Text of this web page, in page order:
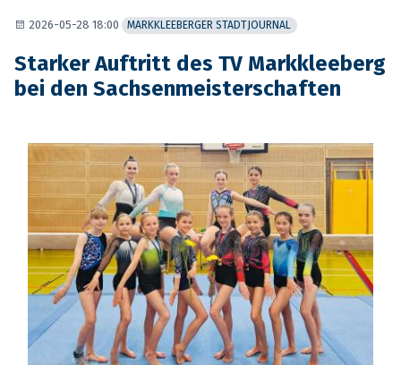
2026-05-28 18:00 MARKKLEEBERGER STADTJOURNAL
Starker Auftritt des TV Markkleeberg
bei den Sachsenmeisterschaften